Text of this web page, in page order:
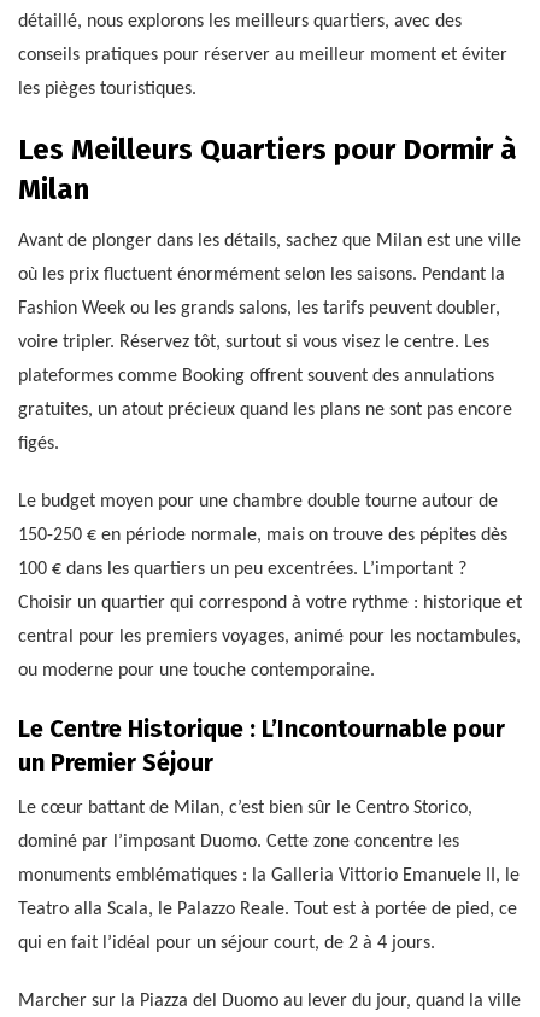
détaillé, nous explorons les meilleurs quartiers, avec des
conseils pratiques pour réserver au meilleur moment et éviter
les pièges touristiques.
Les Meilleurs Quartiers pour Dormir à
Milan
Avant de plonger dans les détails, sachez que Milan est une ville
où les prix fluctuent énormément selon les saisons. Pendant la
Fashion Week ou les grands salons, les tarifs peuvent doubler,
voire tripler. Réservez tôt, surtout si vous visez le centre. Les
plateformes comme Booking offrent souvent des annulations
gratuites, un atout précieux quand les plans ne sont pas encore
figés.
Le budget moyen pour une chambre double tourne autour de
150-250 € en période normale, mais on trouve des pépites dès
100 € dans les quartiers un peu excentrées. L’important ?
Choisir un quartier qui correspond à votre rythme : historique et
central pour les premiers voyages, animé pour les noctambules,
ou moderne pour une touche contemporaine.
Le Centre Historique : L’Incontournable pour
un Premier Séjour
Le cœur battant de Milan, c’est bien sûr le Centro Storico,
dominé par l’imposant Duomo. Cette zone concentre les
monuments emblématiques : la Galleria Vittorio Emanuele II, le
Teatro alla Scala, le Palazzo Reale. Tout est à portée de pied, ce
qui en fait l’idéal pour un séjour court, de 2 à 4 jours.
Marcher sur la Piazza del Duomo au lever du jour, quand la ville